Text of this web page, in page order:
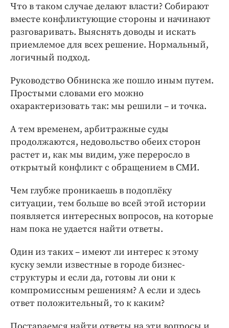
Что в таком случае делают власти? Собирают
вместе конфликтующие стороны и начинают
разговаривать. Выяснять доводы и искать
приемлемое для всех решение. Нормальный,
логичный подход.
Руководство Обнинска же пошло иным путем.
Простыми словами его можно
охарактеризовать так: мы решили – и точка.
А тем временем, арбитражные суды
продолжаются, недовольство обеих сторон
растет и, как мы видим, уже переросло в
открытый конфликт с обращением в СМИ.
Чем глубже проникаешь в подоплёку
ситуации, тем больше во всей этой истории
появляется интересных вопросов, на которые
нам пока не удается найти ответы.
Один из таких – имеют ли интерес к этому
куску земли известные в городе бизнес-
структуры и если да, готовы ли они к
компромиссным решениям? А если и здесь
ответ положительный, то к каким?